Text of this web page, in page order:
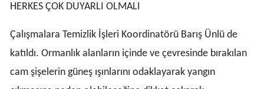
HERKES ÇOK DUYARLI OLMALI
Çalışmalara Temizlik İşleri Koordinatörü Barış Ünlü de
katıldı. Ormanlık alanların içinde ve çevresinde bırakılan
cam şişelerin güneş ışınlarını odaklayarak yangın